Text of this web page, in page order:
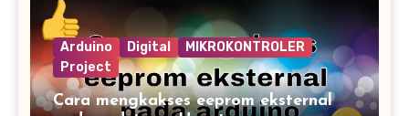
Arduino Digital
MIKROKONTROLER
Project
Cara mengkakses eeprom eksternal